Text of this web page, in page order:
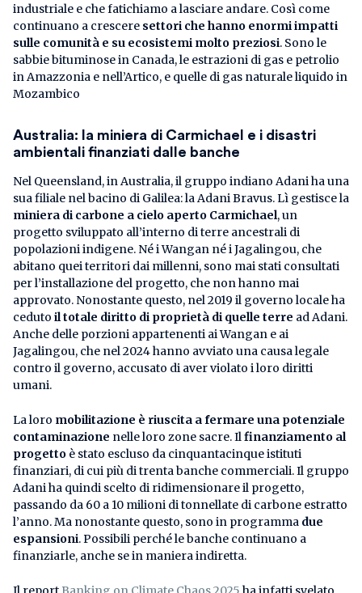
industriale e che fatichiamo a lasciare andare. Così come
continuano a crescere settori che hanno enormi impatti
sulle comunità e su ecosistemi molto preziosi. Sono le
sabbie bituminose in Canada, le estrazioni di gas e petrolio
in Amazzonia e nell’Artico, e quelle di gas naturale liquido in
Mozambico
Australia: la miniera di Carmichael e i disastri
ambientali finanziati dalle banche
Nel Queensland, in Australia, il gruppo indiano Adani ha una
sua filiale nel bacino di Galilea: la Adani Bravus. Lì gestisce la
miniera di carbone a cielo aperto Carmichael, un
progetto sviluppato all’interno di terre ancestrali di
popolazioni indigene. Né i Wangan né i Jagalingou, che
abitano quei territori dai millenni, sono mai stati consultati
per l’installazione del progetto, che non hanno mai
approvato. Nonostante questo, nel 2019 il governo locale ha
ceduto il totale diritto di proprietà di quelle terre ad Adani.
Anche delle porzioni appartenenti ai Wangan e ai
Jagalingou, che nel 2024 hanno avviato una causa legale
contro il governo, accusato di aver violato i loro diritti
umani.
La loro mobilitazione è riuscita a fermare una potenziale
contaminazione nelle loro zone sacre. Ilfinanziamento al
progetto è stato escluso da cinquantacinque istituti
finanziari, di cui più di trenta banche commerciali. Il gruppo
Adani ha quindi scelto di ridimensionare il progetto,
passando da 60 a 10 milioni di tonnellate di carbone estratto
l’anno. Ma nonostante questo, sono in programma due
espansioni. Possibili perché le banche continuano a
finanziarle, anche se in maniera indiretta.